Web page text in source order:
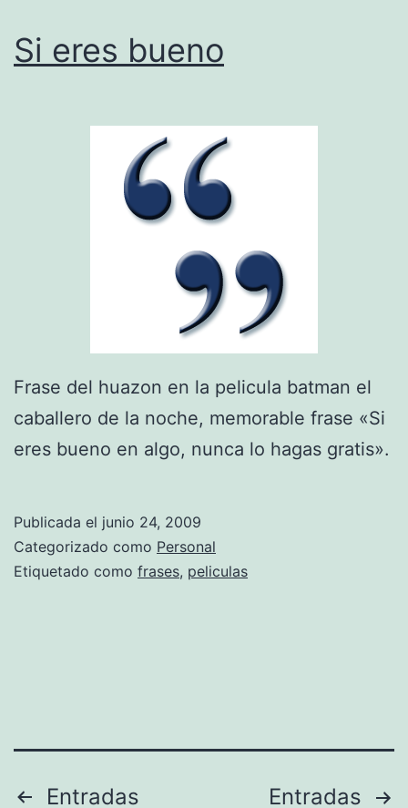
Si eres bueno
Frase del huazon en la pelicula batman el
caballero de la noche, memorable frase «Si
eres bueno en algo, nunca lo hagas gratis».
Publicada el junio 24, 2009
Categorizado como Personal
Etiquetado como frases, peliculas
Paginación
Entradas Entradas